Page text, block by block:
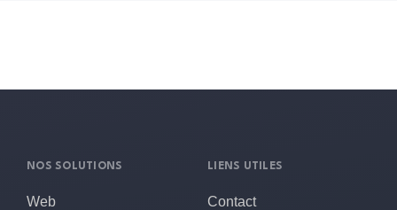
NOS SOLUTIONS
Web
LIENS UTILES
Contact